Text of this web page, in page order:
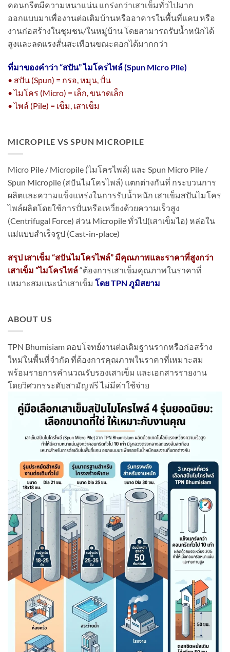
คอนกรีตมีความหนาแน่น แกร่งกว่าเสาเข็มทั่วไปมาก
ออกแบบมาเพื่องานต่อเติมบ้านหรืออาคารในพื้นที่แคบ หรือ
งานก่อสร้างในชุมชน/ในหมู่บ้าน โดยสามารถรับน้ำหนักได้
สูงและลดแรงสั่นสะเทือนขณะตอกได้มากกว่า
ที่มาของคำว่า “สปัน” ไมโครไพล์ (Spun Micro Pile)
• สปัน (Spun) = กรอ, หมุน, ปั่น
• ไมโคร (Micro) = เล็ก, ขนาดเล็ก
• ไพล์ (Pile) = เข็ม, เสาเข็ม
MICROPILE VS SPUN MICROPILE
Micro Pile / Micropile (ไมโครไพล์) และ Spun Micro Pile /
Spun Micropile (สปันไมโครไพล์) แตกต่างกันที่ กระบวนการ
ผลิตและความแข็งแหร่งในการรับน้ำหนัก เสาเข็มสปันไมโคร
ไพล์ผลิตโดยใช้การปั่นหรือเหวี่ยงด้วยความเร็วสูง
(Centrifugal Force) ส่วน Micropile ทั่วไป(เสาเข็มไอ) หล่อใน
แม่แบบสำเร็จรูป (Cast-in-place)
สรุป เสาเข็ม “สปันไมโครไพล์” มีคุณภาพและราคาที่สูงกว่า
เสาเข็ม “ไมโครไพล์“ต้องการเสาเข็มคุณภาพในราคาที่
เหมาะสมแนะนำเสาเข็ม โดย TPN ภูมิสยาม
ABOUT US
TPN Bhumisiam ตอบโจทย์งานต่อเติมฐานรากหรือก่อสร้าง
ใหม่ในพื้นที่จำกัด ที่ต้องการคุณภาพในราคาที่เหมาะสม
พร้อมรายการคำนวณรับรองเสาเข็ม และเอกสารรายงาน
โดยวิศวกรระดับสามัญฟรี ไม่มีค่าใช้จ่าย